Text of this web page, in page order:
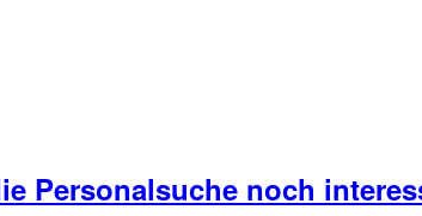
Personalsuche noch